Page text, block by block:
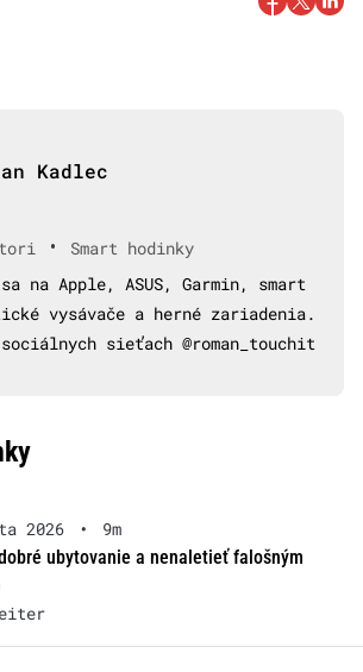
Kadlec
•
Smart hodinky
na Apple, ASUS, Garmin, smart
vysávače a herné zariadenia.
sieťach @roman_touchit
2026 •
9m
ubytovanie a nenaletieť falošným